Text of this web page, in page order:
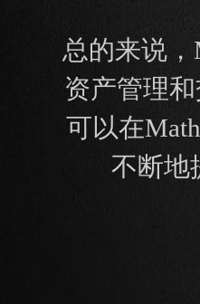
总的来说
资产管理
可以在
不断地